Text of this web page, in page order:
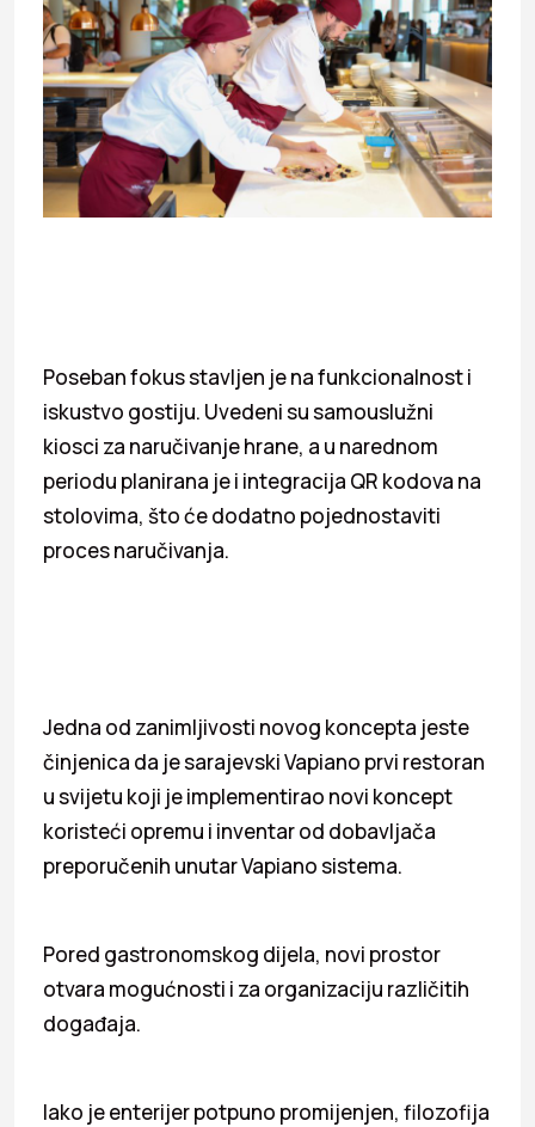
Poseban fokus stavljen je na funkcionalnost i
iskustvo gostiju. Uvedeni su samouslužni
kiosci za naručivanje hrane, a u narednom
periodu planirana je i integracija QR kodova na
stolovima, što će dodatno pojednostaviti
proces naručivanja.
Jedna od zanimljivosti novog koncepta jeste
činjenica da je sarajevski Vapiano prvi restoran
u svijetu koji je implementirao novi koncept
koristeći opremu i inventar od dobavljača
preporučenih unutar Vapiano sistema.
Pored gastronomskog dijela, novi prostor
otvara mogućnosti i za organizaciju različitih
događaja.
Iako je enterijer potpuno promijenjen, filozofija